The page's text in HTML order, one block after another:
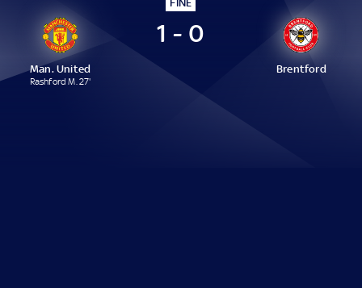
FINE
Man. United
Rashford M. 27'
1 - 0
Brentford